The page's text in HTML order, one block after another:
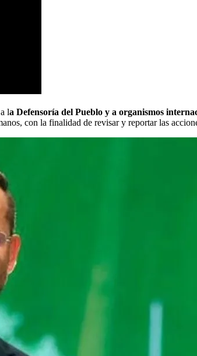
la Defensoría del Pueblo y a organismos
con la finalidad de revisar y reportar las